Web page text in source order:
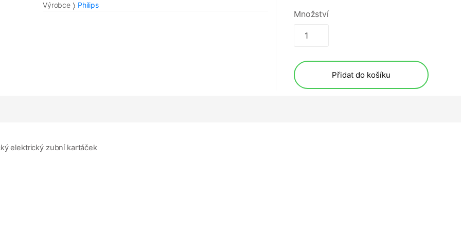
Výrobce
Philips
Množství
Přidat do košíku
elektrický zubní kartáček